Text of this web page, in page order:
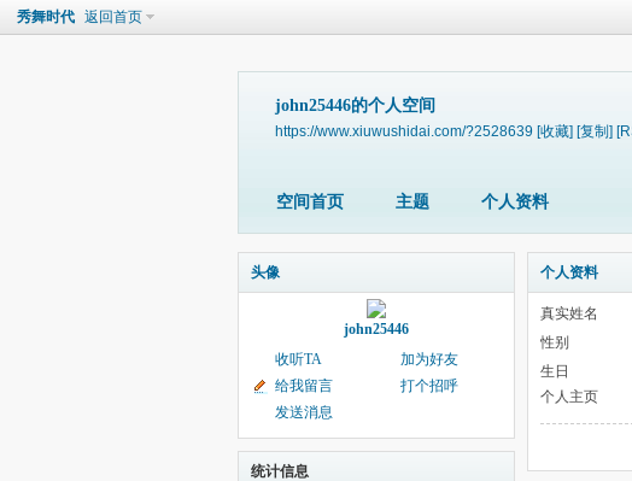
秀舞时代 返回首页
john25446的个人空间
https://www.xiuwushidai.com/?2528639 [收藏] [复制]
空间首页 主题 个人资料
头像
john25446
收听TA
加为好友
给我留言
打个招呼
发送消息
统计信息
个人资料
真实姓名
性别
生日
个人主页